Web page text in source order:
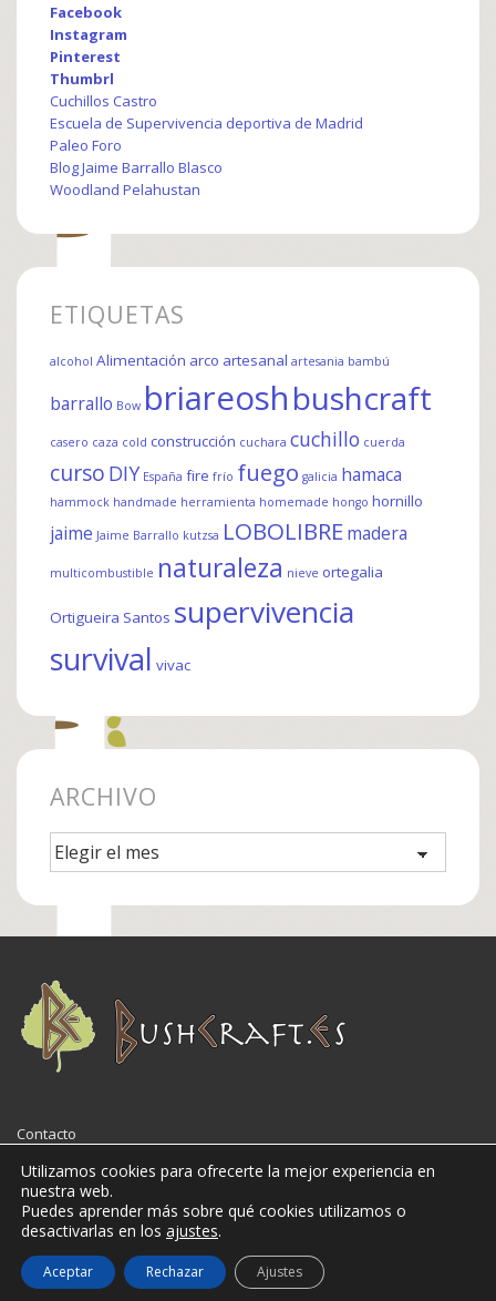
Facebook
Instagram
Pinterest
Thumbrl
Cuchillos Castro
Escuela de Supervivencia deportiva de Madrid
Paleo Foro
Blog Jaime Barrallo Blasco
Woodland Pelahustan
ETIQUETAS
alcohol Alimentación arco artesanal artesania bambú
barrallo Bow briareoshbushcraft
casero caza cold construcción cuchara cuchillo cuerda
curso DIY España fire frío fuego galicia hamaca
hammock handmade herramienta homemade hongo hornillo
jaime Jaime Barrallo kutzsa LOBOLIBREmadera
multicombustible naturaleza nieve ortegalia
Ortigueira Santos supervivencia
survival vivac
ARCHIVO
Archivo
Menú
del
pie
de
página
Contacto
© 2026Bushcraft.es
Utilizamos cookies para ofrecerte la mejor experiencia en
nuestra web.
Puedes aprender más sobre qué cookies utilizamos o
desactivarlas en los ajustes.
Aceptar Rechazar Ajustes